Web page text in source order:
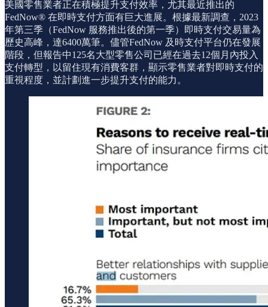
美國零售業者正在積極提升支付效率，尤其最近推出的
FedNow® 在即時支付方面有巨大進展。根據最新調查，2023
年第三季（FedNow 服務推出後的第一季）即時支付交易量為
歷史高峰，達6400萬筆。儘管FedNow 及時支付平台仍在發展
階段，但報告中125名大型零售公司已經在過去12個月內投入
支付轉型，以留住現有消費客群，顯示零售業者對即時支付的
重視程度，並計劃進一步提升支付的能力。